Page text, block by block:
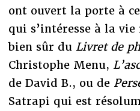
ont ouvert la porte à
qui s’intéresse à la
bien sûr du Livret de
Christophe Menu,
de David B., ou de
Satrapi qui est